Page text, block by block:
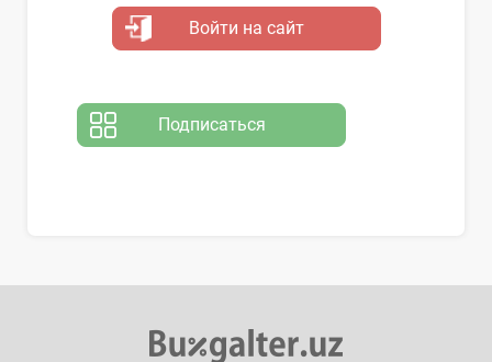
Войти на сайт
Подписаться